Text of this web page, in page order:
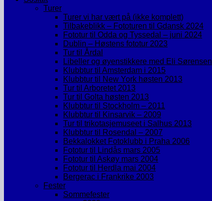
Turer
Turer vi har vært på (ikke komplett)
Tilbakeblikk – Fototuren til Gdansk 2024
Fototur til Odda og Tyssedal – juni 2024
Dublin – Høstens fototur 2023
Tur til Årdal
Libeller og øyenstikkere med Eli Sørensen
Klubbtur til Amsterdam i 2015
Klubbtur til New York høsten 2013
Tur til Arboretet 2013
Tur til Golta høsten 2013
Klubbtur til Stockholm – 2011
Klubbtur til Kinsarvik – 2009
Tur til trikotasjemuseet i Salhus 2013
Klubbtur til Rosendal – 2007
Bekkalokket Fotoklubb i Praha 2006
Fototur til Lindås mars 2005
Fototur til Askøy mars 2004
Fototur til Herdla mai 2004
Bergerac i Frankrike 2003
Fester
Sommefester